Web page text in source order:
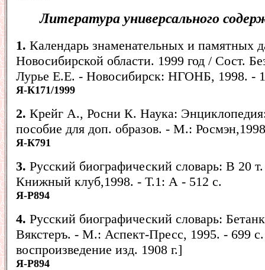
Литература универсального
1. Календарь знаменательных и памятных
Новосибирской области. 1999 год / Сост.
Лурье Е.Е. - Новосибирск: НГОНБ, 1998. -
Я-К171/1999
2. Крейг А., Росни К. Наука:
пособие для доп. образов. - М.:
Я-К791
3. Русский биографический словарь: В 20
Книжный клуб,1998. - Т.1: А - 512 с.
Я-Р894
4. Русский биографический словарь:
Вякстеръ. - М.: Аспект-Пресс, 1995. - 699
воспроизведение изд. 1908 г.]
Я-Р894